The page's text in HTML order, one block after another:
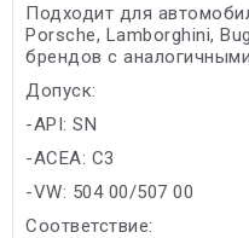
Подходит для
Porsche, Lamborghini,
брендов с
Допуск:
-API: SN
-ACEA: C3
-VW: 504 00/507 00
Соответствие: